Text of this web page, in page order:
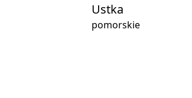
Ustka
pomorskie